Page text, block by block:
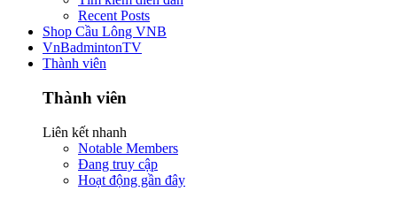
Recent Posts
Shop Cầu Lông VNB
VnBadmintonTV
Thành viên
Thành viên
Liên kết nhanh
Notable Members
Đang truy cập
Hoạt động gần đây